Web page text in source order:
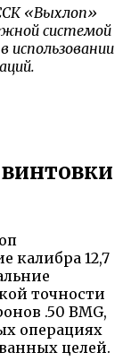
«Выхлоп»
системой
использовании
калибра 12,7
точности
.50 BMG,
операциях
целей.